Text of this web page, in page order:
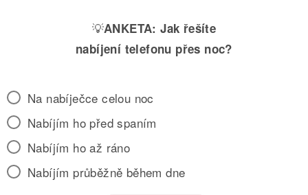
💡ANKETA: Jak řešíte
nabíjení telefonu přes noc?
Na nabíječce celou noc
Nabíjím ho před spaním
Nabíjím ho až ráno
Nabíjím průběžně během dne